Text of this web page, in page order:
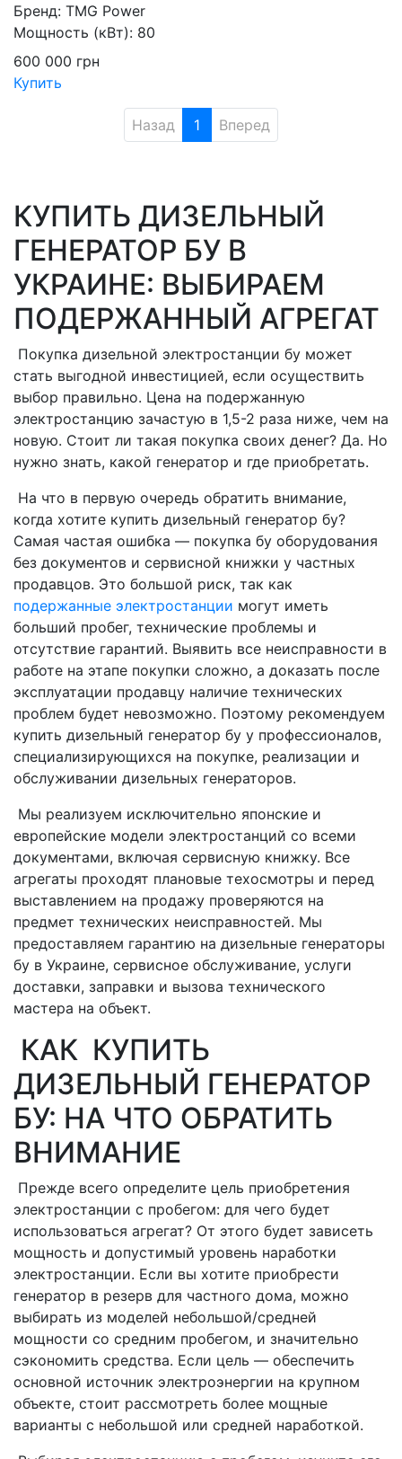
Бренд: TMG Power
Мощность (кВт): 80
600 000 грн
Купить
Назад 1 Вперед
КУПИТЬ ДИЗЕЛЬНЫЙ
ГЕНЕРАТОР БУ В
УКРАИНЕ: ВЫБИРАЕМ
ПОДЕРЖАННЫЙ АГРЕГАТ
Покупка дизельной электростанции бу может
стать выгодной инвестицией, если осуществить
выбор правильно. Цена на подержанную
электростанцию зачастую в 1,5-2 раза ниже, чем на
новую. Стоит ли такая покупка своих денег? Да. Но
нужно знать, какой генератор и где приобретать.
На что в первую очередь обратить внимание,
когда хотите купить дизельный генератор бу?
Самая частая ошибка — покупка бу оборудования
без документов и сервисной книжки у частных
продавцов. Это большой риск, так как
подержанные электростанции могут иметь
больший пробег, технические проблемы и
отсутствие гарантий. Выявить все неисправности в
работе на этапе покупки сложно, а доказать после
эксплуатации продавцу наличие технических
проблем будет невозможно. Поэтому рекомендуем
купить дизельный генератор бу у профессионалов,
специализирующихся на покупке, реализации и
обслуживании дизельных генераторов.
Мы реализуем исключительно японские и
европейские модели электростанций со всеми
документами, включая сервисную книжку. Все
агрегаты проходят плановые техосмотры и перед
выставлением на продажу проверяются на
предмет технических неисправностей. Мы
предоставляем гарантию на дизельные генераторы
бу в Украине, сервисное обслуживание, услуги
доставки, заправки и вызова технического
мастера на объект.
КАК КУПИТЬ
ДИЗЕЛЬНЫЙ ГЕНЕРАТОР
БУ: НА ЧТО ОБРАТИТЬ
ВНИМАНИЕ
Прежде всего определите цель приобретения
электростанции с пробегом: для чего будет
использоваться агрегат? От этого будет зависеть
мощность и допустимый уровень наработки
электростанции. Если вы хотите приобрести
генератор в резерв для частного дома, можно
выбирать из моделей небольшой/средней
мощности со средним пробегом, и значительно
сэкономить средства. Если цель — обеспечить
основной источник электроэнергии на крупном
объекте, стоит рассмотреть более мощные
варианты с небольшой или средней наработкой.